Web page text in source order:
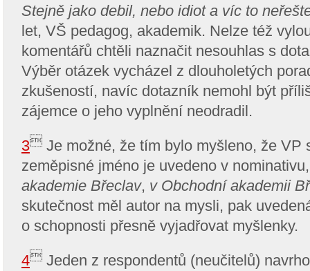
Stejně jako debil, nebo idiot a víc to
let, VŠ pedagog, akademik. Nelze též
komentářů chtěli naznačit nesouhlas s
Výběr otázek vycházel z dlouholetých
zkušeností, navíc dotazník nemohl být
zájemce o jeho vyplnění neodradil.
3 Je možné, že tím bylo myšleno, že VP
zeměpisné jméno je uvedeno v
akademie Břeclav, v Obchodní akademii
skutečnost měl autor na mysli, pak
o schopnosti přesně vyjadřovat myšlenky.
4 Jeden z respondentů (neučitelů)